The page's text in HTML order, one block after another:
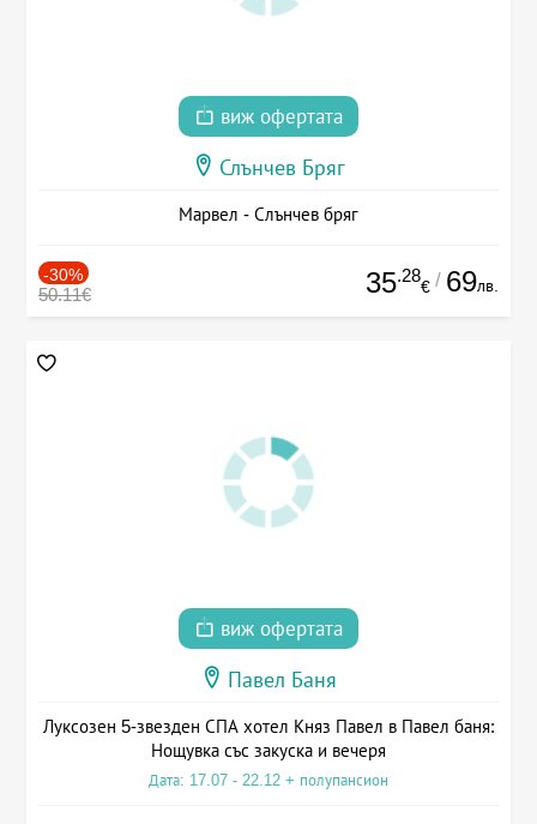
виж офертата
Слънчев Бряг
Марвел - Слънчев бряг
-30%
50.11€ 35.28
€ / 69лв.
виж офертата
Павел Баня
Луксозен 5-звезден СПА хотел Княз Павел в Павел баня:
Нощувка със закуска и вечеря
Дата: 17.07 - 22.12 + полупансион